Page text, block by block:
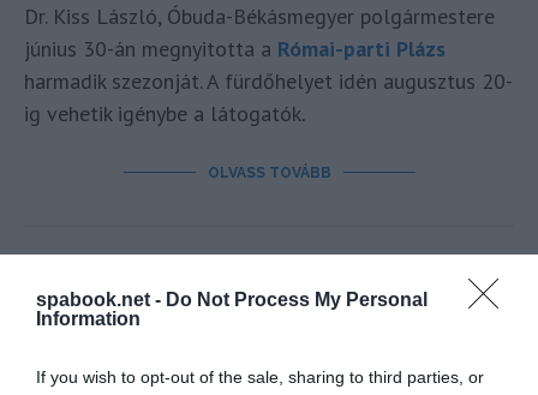
spabook.net - Do Not Process My Personal
Information
If you wish to opt-out of the sale, sharing to third parties, or
Dr. Kiss László, Óbuda-Békásmegyer polgármestere
június 30-án megnyitotta a Római-parti Plázs
harmadik szezonját. A fürdőhelyet idén augusztus 20-
ig vehetik igénybe a látogatók.
OLVASS TOVÁBB